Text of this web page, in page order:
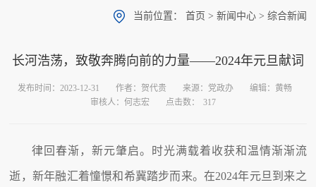
当前位置： 首页 > 新闻中心> 综合新闻
长河浩荡，致敬奔腾向前的力量——2024年元旦献词
发布时间：2023-12-31 作者：贺代贵 来源：党政办
编辑：黄畅
审核人：何志宏
点击数： 317
律回春渐，新元肇启。时光满载着收获和温情渐渐流
逝，新年融汇着憧憬和希冀踏步而来。在2024年元旦到来之